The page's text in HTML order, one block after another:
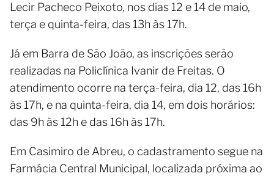
Lecir Pacheco Peixoto, nos dias 12 e 14 de maio,
terça e quinta-feira, das 13h às 17h.
Já em Barra de São João, as inscrições serão
realizadas na Policlínica Ivanir de Freitas. O
atendimento ocorre na terça-feira, dia 12, das 16h
às 17h, e na quinta-feira, dia 14, em dois horários:
das 9h às 12h e das 16h às 17h.
Em Casimiro de Abreu, o cadastramento segue na
Farmácia Central Municipal, localizada próxima ao